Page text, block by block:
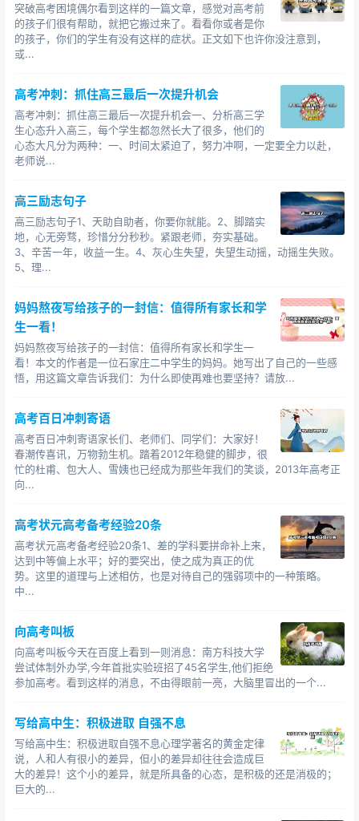
突破高考困境偶尔看到这样的一篇文章，感觉对高考前
的孩子们很有帮助，就把它搬过来了。看看你或者是你
的孩子，你们的学生有没有这样的症状。正文如下也许你没注意到，
或...
高考冲刺：抓住高三最后一次提升机会
高考冲刺：抓住高三最后一次提升机会一、分析高三学
生心态升入高三，每个学生都忽然长大了很多，他们的
心态大凡分为两种：一、时间太紧迫了，努力冲啊，一定要全力以赴，
老师说...
高三励志句子
高三励志句子1、天助自助者，你要你就能。2、脚踏实
地，心无旁骛，珍惜分分秒秒。紧跟老师，夯实基础。
3、辛苦一年，收益一生。4、灰心生失望，失望生动摇，动摇生失败。
5、理...
妈妈熬夜写给孩子的一封信：值得所有家长和学
生一看！
妈妈熬夜写给孩子的一封信：值得所有家长和学生一
看！本文的作者是一位石家庄二中学生的妈妈。她写出了自己的一些感
悟，用这篇文章告诉我们：为什么即使再难也要坚持？请放...
高考百日冲刺寄语
高考百日冲刺寄语家长们、老师们、同学们：大家好！
春潮传喜讯，万物勃生机。踏着2012年稳健的脚步，很
忙的杜甫、包大人、雪姨也已经成为那些年我们的笑谈，2013年高考正
向...
高考状元高考备考经验20条
高考状元高考备考经验20条1、差的学科要拼命补上来，
达到中等偏上水平；好的要突出，使之成为真正的优
势。这里的道理与上述相仿，也是对待自己的强弱项中的一种策略。
中...
向高考叫板
向高考叫板今天在百度上看到一则消息：南方科技大学
尝试体制外办学,今年首批实验班招了45名学生,他们拒绝
参加高考。看到这样的消息，不由得眼前一亮，大脑里冒出的一个...
写给高中生：积极进取 自强不息
写给高中生：积极进取自强不息心理学著名的黄金定律
说，人和人有很小的差异，但小的差异却往往会造成巨
大的差异！这个小的差异，就是所具备的心态，是积极的还是消极的；
巨大的...